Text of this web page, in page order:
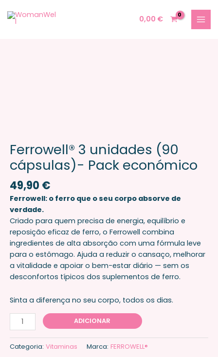
0,00 €
Ferrowell® 3 unidades (90
cápsulas)- Pack económico
49,90 €
Ferrowell: o ferro que o seu corpo absorve de
verdade.
Criado para quem precisa de energia, equilíbrio e
reposição eficaz de ferro, o Ferrowell combina
ingredientes de alta absorção com uma fórmula leve
para o estômago. Ajuda a reduzir o cansaço, melhorar
a vitalidade e apoiar o bem-estar diário — sem os
desconfortos típicos dos suplementos de ferro.
Sinta a diferença no seu corpo, todos os dias.
económico
ADICIONAR
Categoria: Vitaminas Marca: FERROWELL®